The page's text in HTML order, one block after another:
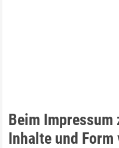
Beim Impressum
Inhalte und Form